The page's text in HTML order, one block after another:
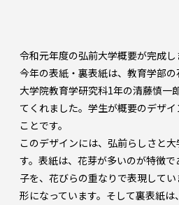
令和元年度の弘前大学概要が完成し
今年の表紙・裏表紙は、教育学部の
大学院教育学研究科1年の清藤慎一
てくれました。学生が概要のデザ
ことです。
このデザインには、弘前らしさと
す。表紙は、花芽が多いのが特徴
子を、花びらの重なりで表現して
形になっています。そして裏表紙